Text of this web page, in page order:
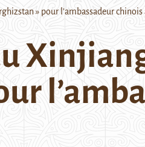
» pour l’ambassadeur chinois